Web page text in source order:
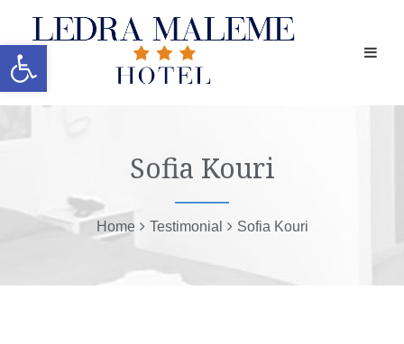
Ανοίξτε τη γραμμή εργαλείων
Sofia Kouri
Home Testimonial Sofia Kouri